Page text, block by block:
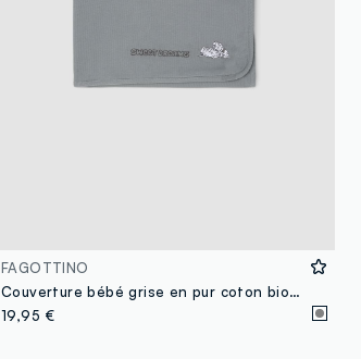
FAGOTTINO
Couverture bébé grise en pur coton bio avec broderie Les 101 Dalmatiens
19,95 €